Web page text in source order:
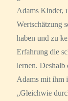
Adams Kinder,
Wertschätzung
haben und zu
Erfahrung die
lernen. Deshalb
Adams mit ihm
„Gleichwie